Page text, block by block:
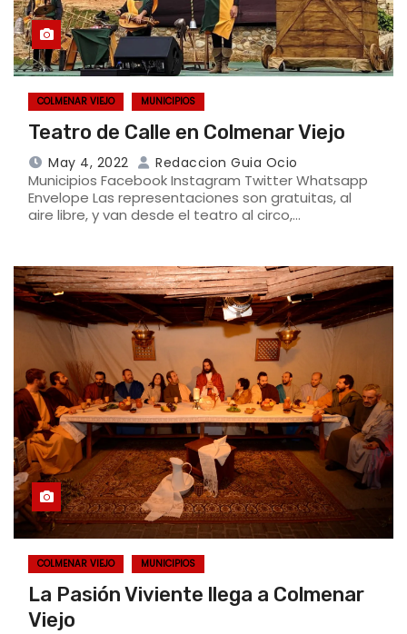
COLMENAR VIEJO MUNICIPIOS
Teatro de Calle en Colmenar Viejo
May 4, 2022 Redaccion Guia Ocio
Municipios Facebook Instagram Twitter Whatsapp
Envelope Las representaciones son gratuitas, al
aire libre, y van desde el teatro al circo,…
COLMENAR VIEJO MUNICIPIOS
La Pasión Viviente llega a Colmenar
Viejo